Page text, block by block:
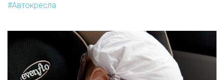
#Автокресла